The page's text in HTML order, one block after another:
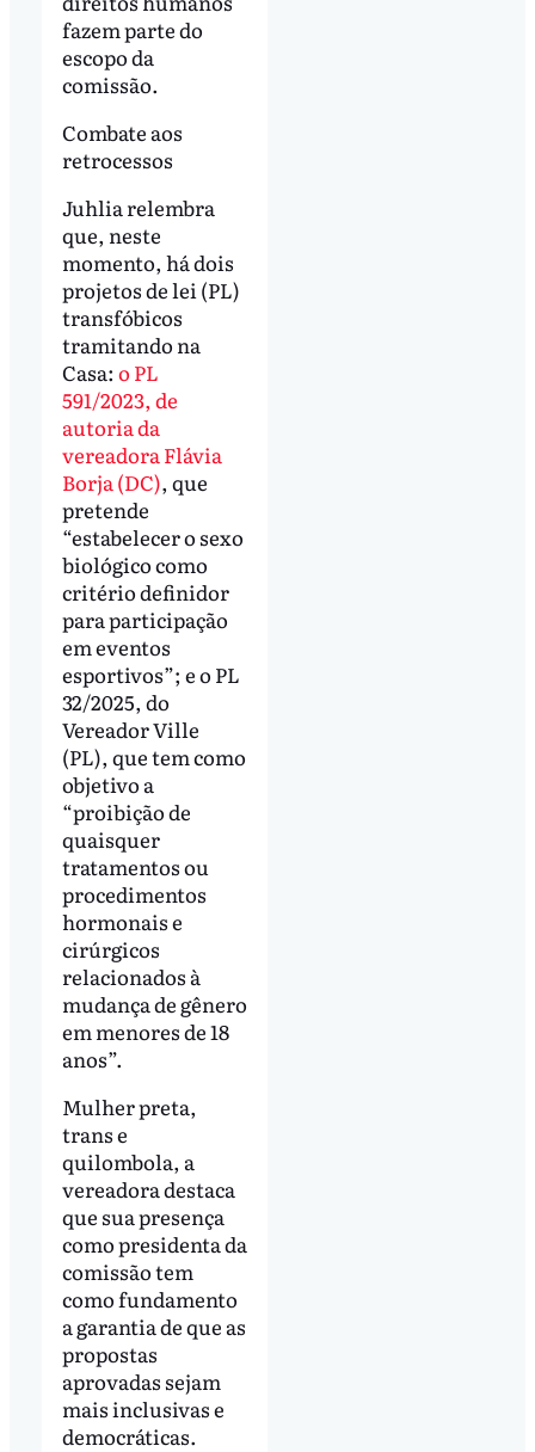
fazem parte do
escopo da
comissão.
Combate aos
retrocessos
Juhlia relembra
que, neste
momento, há dois
projetos de lei (PL)
transfóbicos
tramitando na
Casa: o PL
591/2023, de
autoria da
vereadora Flávia
Borja (DC), que
pretende
“estabelecer o sexo
biológico como
critério definidor
para participação
em eventos
esportivos”; e o PL
32/2025, do
Vereador Ville
(PL), que tem como
objetivo a
“proibição de
quaisquer
tratamentos ou
procedimentos
hormonais e
cirúrgicos
relacionados à
mudança de gênero
em menores de 18
anos”.
Mulher preta,
trans e
quilombola, a
vereadora destaca
que sua presença
como presidenta da
comissão tem
como fundamento
a garantia de que as
propostas
aprovadas sejam
mais inclusivas e
democráticas.